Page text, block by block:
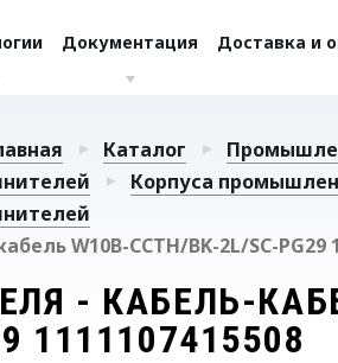
Документация Доставка и
Каталог
Корпуса
W10B-CCTH/BK-2L/SC-PG29
- КАБЕЛЬ-
1111107415508